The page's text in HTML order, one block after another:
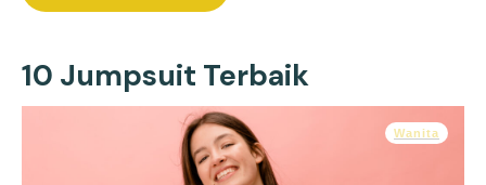
10 Jumpsuit Terbaik
Wanita